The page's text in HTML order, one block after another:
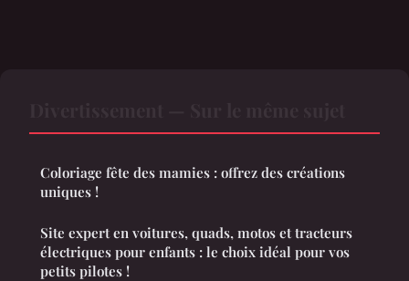
Coloriage fête des mamies : offrez des créations
uniques !
Site expert en voitures, quads, motos et tracteurs
électriques pour enfants : le choix idéal pour vos
petits pilotes !